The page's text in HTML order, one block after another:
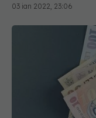
03 ian 2022, 23:06